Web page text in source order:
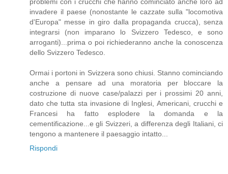
invadere il paese (nonostante le cazzate sulla "locomotiva
d'Europa" messe in giro dalla propaganda crucca), senza
integrarsi (non imparano lo Svizzero Tedesco, e sono
arroganti)...prima o poi richiederanno anche la conoscenza
dello Svizzero Tedesco.
Ormai i portoni in Svizzera sono chiusi. Stanno cominciando
anche a pensare ad una moratoria per bloccare la
costruzione di nuove case/palazzi per i prossimi 20 anni,
dato che tutta sta invasione di Inglesi, Americani, crucchi e
Francesi ha fatto esplodere la domanda e la
cementificazione...e gli Svizzeri, a differenza degli Italiani, ci
tengono a mantenere il paesaggio intatto...
Rispondi